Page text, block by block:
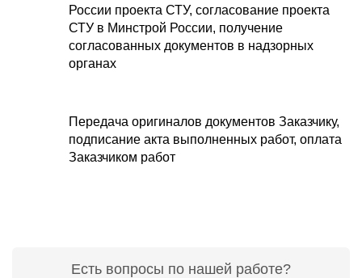
России проекта СТУ, согласование проекта
СТУ в Минстрой России, получение
согласованных документов в надзорных
органах
Передача оригиналов документов Заказчику,
подписание акта выполненных работ, оплата
Заказчиком работ
Есть вопросы по нашей работе?